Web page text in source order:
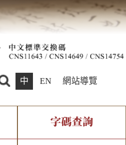
中 EN 網站導覽
字碼查詢